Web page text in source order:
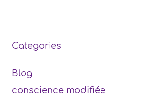
Categories
Blog
conscience modifiée